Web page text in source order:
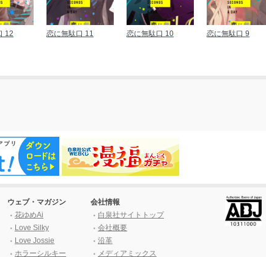
12 恋に無駄口 11 恋に無駄口 10 恋に無駄口 9
ウェブ・マガジン
花ゆめAi
Love Silky
Love Jossie
ホラーシルキー
会社情報
白泉社サイトトップ
会社概要
沿革
メディアミックス